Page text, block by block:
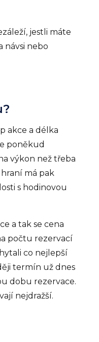
jestli máte
návsi nebo
akce a délka
poněkud
výkon než třeba
má pak
s hodinovou
a tak se cena
počtu rezervací
co nejlepší
termín už dnes
dobu rezervace.
nejdražší.